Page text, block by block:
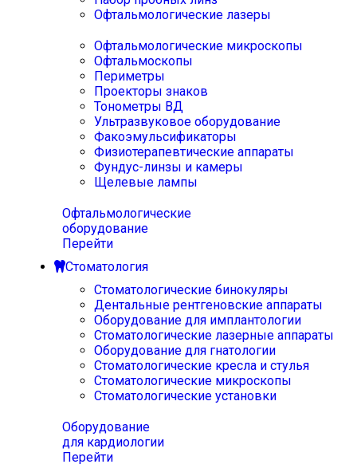
Офтальмологические лазеры
Офтальмологические микроскопы
Офтальмоскопы
Периметры
Проекторы знаков
Тонометры ВД
Ультразвуковое оборудование
Факоэмульсификаторы
Физиотерапевтические аппараты
Фундус-линзы и камеры
Щелевые лампы
Офтальмологические
оборудование
Перейти
Стоматология
Стоматологические бинокуляры
Дентальные рентгеновские аппараты
Оборудование для имплантологии
Стоматологические лазерные аппараты
Оборудование для гнатологии
Стоматологические кресла и стулья
Стоматологические микроскопы
Стоматологические установки
Оборудование
для кардиологии
Перейти